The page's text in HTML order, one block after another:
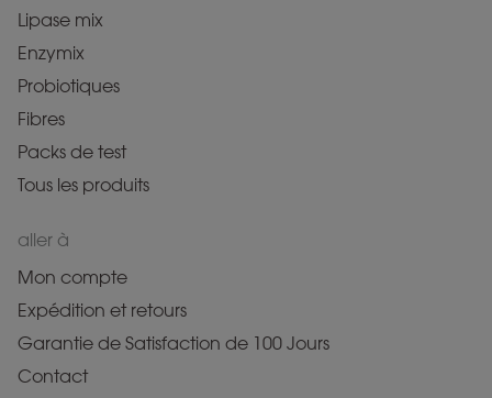
Lipase mix
Enzymix
Probiotiques
Fibres
Packs de test
Tous les produits
aller à
Mon compte
Expédition et retours
Garantie de Satisfaction de 100 Jours
Contact